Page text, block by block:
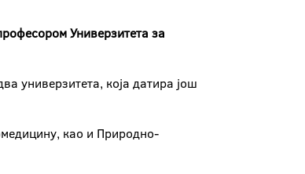
Универзитета за
универзитета, која датира још
као и Природно-